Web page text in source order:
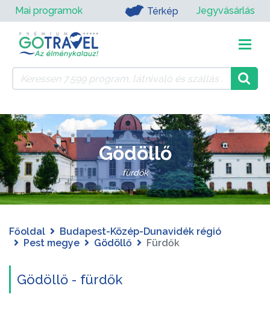
Mai programok Térkép Jegyvásárlás
Gödöllő
fürdők
Főoldal
Budapest-Közép-Dunavidék régió
Pest megye
Gödöllő Fürdők
Gödöllő - fürdők